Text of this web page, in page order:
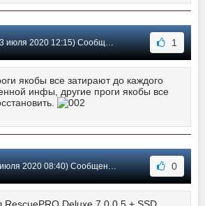
июля 2020 12:15) Сообщение #75 1
якобы все затирают до каждого
инфы, другие проги якобы все
2020 08:40) Сообщение #74 0